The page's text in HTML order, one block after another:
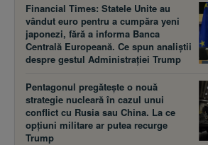
Financial Times: Statele Unite au
vândut euro pentru a cumpăra yeni
japonezi, fără a informa Banca
Centrală Europeană. Ce spun analiștii
despre gestul Administrației Trump
Pentagonul pregătește o nouă
strategie nucleară în cazul unui
conflict cu Rusia sau China. La ce
opțiuni militare ar putea recurge
Trump